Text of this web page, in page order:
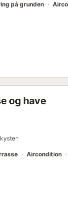
på grunden
og have
Aircondition